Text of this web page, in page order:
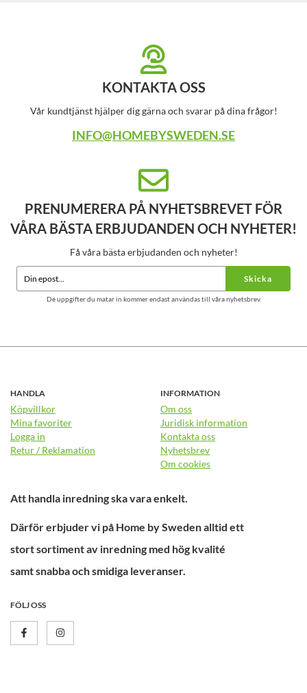
KONTAKTA OSS
Vår kundtjänst hjälper dig gärna och svarar på dina frågor!
INFO@HOMEBYSWEDEN.SE
PRENUMERERA PÅ NYHETSBREVET FÖR
VÅRA BÄSTA ERBJUDANDEN OCH NYHETER!
Få våra bästa erbjudanden och nyheter!
Skicka
De uppgifter du matar in kommer endast användas till våra nyhetsbrev.
HANDLA
Köpvillkor
Mina favoriter
Logga in
Retur / Reklamation
INFORMATION
Om oss
Juridisk information
Kontakta oss
Nyhetsbrev
Om cookies
Att handla inredning ska vara enkelt.
Därför erbjuder vi på Home by Sweden alltid ett
stort sortiment av inredning med hög kvalité
samt snabba och smidiga leveranser.
FÖLJ OSS